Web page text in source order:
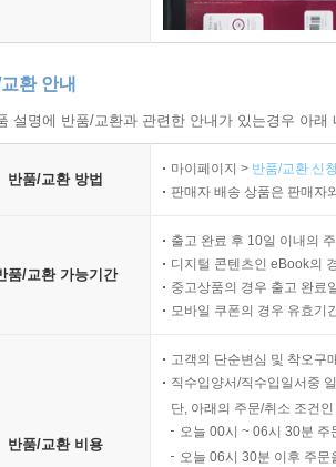
환 안내
설명에 반품/교환과 관련한 안내가 있는경우 아
반품/교환 방법
마이페이지 > 반품/교환 신
판매자 배송 상품은 판매자
품/교환 가능기간
출고 완료 후 10일 이내의
디지털 콘텐츠인 eBook의
중고상품의 경우 출고 완료
모바일 쿠폰의 경우 유효기
반품/교환 비용
고객의 단순변심 및 착오구
직수입양서/직수입일서중
단, 아래의 주문/취소 조건
오늘 00시 ~ 06시 30분
오늘 06시 30분 이후 주